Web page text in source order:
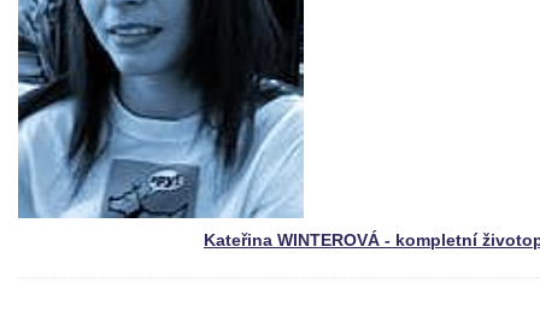
Kateřina WINTEROVÁ - kompletní